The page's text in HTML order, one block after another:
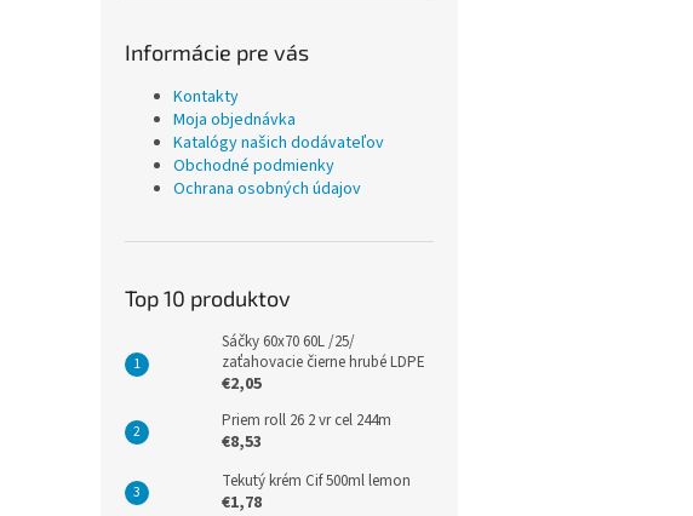
Informácie pre vás
Kontakty
Moja objednávka
Katalógy našich dodávateľov
Obchodné podmienky
Ochrana osobných údajov
Top 10 produktov
Sáčky 60x70 60L /25/
zaťahovacie čierne hrubé LDPE
€2,05
Priem roll 26 2 vr cel 244m
€8,53
Tekutý krém Cif 500ml lemon
€1,78